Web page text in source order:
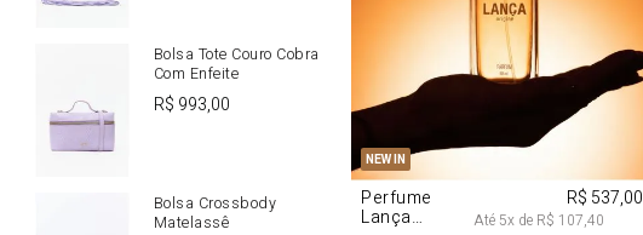
Bolsa Tote Couro Cobra
Com Enfeite
R$ 993,00
Bolsa Crossbody
Matelassê
NEW IN
U
Perfume
Lança
R$ 537,00
Até 5x de R$ 107,40